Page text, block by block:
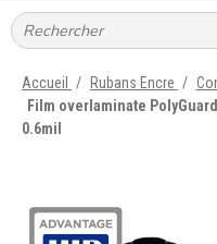
IMPRIMANTES À BADGES
CARTE ET BADGE
TOUR DE COU
Accueil Rubans Encre
Film overlaminate
0.6mil